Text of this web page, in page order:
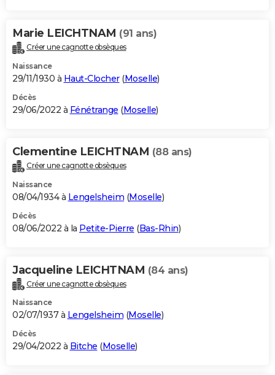
Marie LEICHTNAM (91 ans)
Créer une cagnotte obsèques
Naissance
29/11/1930 à Haut-Clocher(Moselle)
Décès
29/06/2022 à Fénétrange (Moselle)
Clementine LEICHTNAM (88 ans)
Créer une cagnotte obsèques
Naissance
08/04/1934 à Lengelsheim (Moselle)
Décès
08/06/2022 à la Petite-Pierre (Bas-Rhin)
Jacqueline LEICHTNAM (84 ans)
Créer une cagnotte obsèques
Naissance
02/07/1937 à Lengelsheim (Moselle)
Décès
29/04/2022 à Bitche (Moselle)